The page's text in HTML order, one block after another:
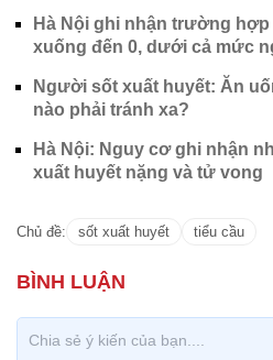
Hà Nội ghi nhận trường
xuống đến 0, dưới cả mức
Người sốt xuất huyết: Ăn
nào phải tránh xa?
Hà Nội: Nguy cơ ghi nhận
xuất huyết nặng và tử vong
Chủ đề: sốt xuất huyết tiểu cầu